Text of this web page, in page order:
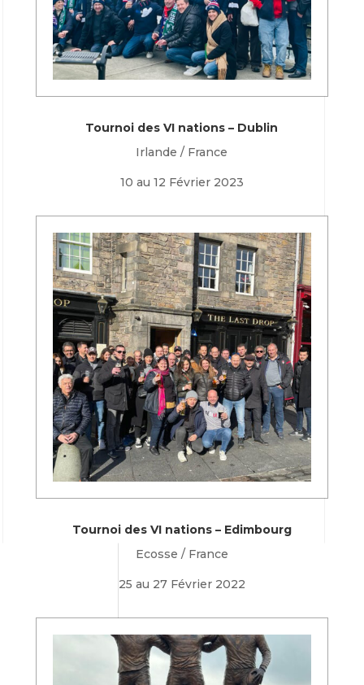
Tournoi des VI nations – Dublin
Irlande / France
10 au 12 Février 2023
Tournoi des VI nations – Edimbourg
Ecosse / France
25 au 27 Février 2022